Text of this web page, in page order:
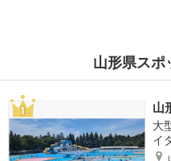
山形県スポ
山
大
イ